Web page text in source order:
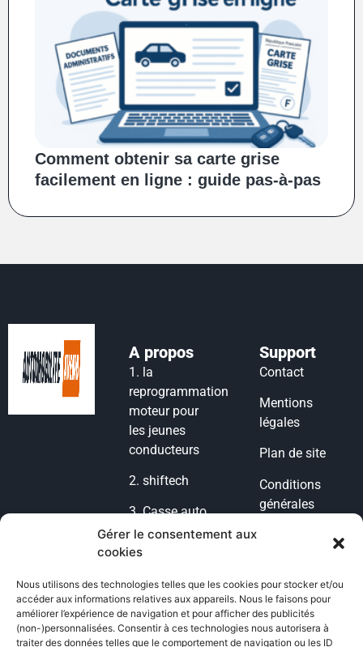
Gérer le consentement aux
cookies
Nous utilisons des technologies telles que les cookies pour stocker et/ou
accéder aux informations relatives aux appareils. Nous le faisons pour
améliorer l’expérience de navigation et pour afficher des publicités
(non-)personnalisées. Consentir à ces technologies nous autorisera à
traiter des données telles que le comportement de navigation ou les ID
Comment obtenir sa carte grise
facilement en ligne : guide pas-à-pas
A propos
1. la
reprogrammation
moteur pour
les jeunes
conducteurs
2.shiftech
3.Casse auto
lyon
4.
77
5.POG
Voiture
Support
Contact
Mentions
légales
Plan de site
Conditions
générales
vente
Politique de
cookies